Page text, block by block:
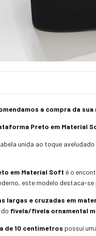
a compra da
Preto em Material
unida ao toque
em Material Soft é o
este modelo destaca-
largas e cruzadas em
fivela/fivela ornamental
de 10 centímetros possui